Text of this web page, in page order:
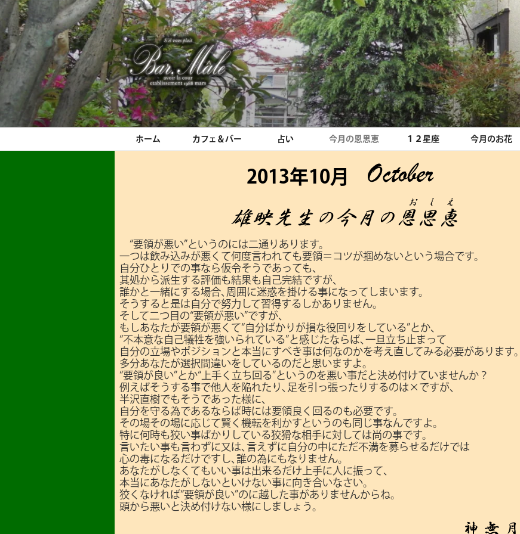
コ
ン
テ
ン
ツ
キ
ッ
Bar.Male
ホーム カフェ＆バー 占い 今月の恩思恵 １２星座 今月のお花
2013年10月
“要領が悪い”というのには二通りあります。
一つは飲み込みが悪くて何度言われても要領＝コツが掴めないという場合です。
自分ひとりでの事なら仮令そうであっても､
其処から派生する評価も結果も自己完結ですが､
誰かと一緒にする場合､周囲に迷惑を掛ける事になってしまいます。
そうすると是は自分で努力して習得するしかありません。
そして二つ目の“要領が悪い”ですが､
もしあなたが要領が悪くて“自分ばかりが損な役回りをしている”とか､
“不本意な自己犠牲を強いられている”と感じたならば､一旦立ち止まって
自分の立場やポジションと本当にすべき事は何なのかを考え直してみる必要があります。
多分あなたが選択間違いをしているのだと思いますよ。
“要領が良い”とか“上手く立ち回る”というのを悪い事だと決め付けていませんか？
例えばそうする事で他人を陥れたり､足を引っ張ったりするのは×ですが､
半沢直樹でもそうであった様に､
自分を守る為であるならば時には要領良く回るのも必要です。
その場その場に応じて賢く機転を利かすというのも同じ事なんですよ。
特に何時も狡い事ばかりしている狡猾な相手に対しては尚の事です。
言いたい事も言わずに又は､言えずに自分の中にただ不満を募らせるだけでは
心の毒になるだけですし､誰の為にもなりません。
あなたがしなくてもいい事は出来るだけ上手に人に振って､
本当にあなたがしないといけない事に向き合いなさい。
狡くなければ“要領が良い”のに越した事がありませんからね。
頭から悪いと決め付けない様にしましょう。